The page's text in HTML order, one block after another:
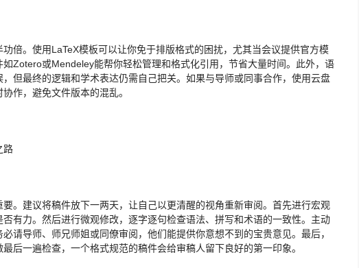
倍。使用LaTeX模板可以让你免于排版格式的困扰，尤其当会议提供官方模
Zotero或Mendeley能帮你轻松管理和格式化引用，节省大量时间。此外，语
但最终的逻辑和学术表达仍需自己把关。如果与导师或同事合作，使用云盘
作，避免文件版本的混乱。
路
。建议将稿件放下一两天，让自己以更清醒的视角重新审阅。首先进行宏观
有力。然后进行微观修改，逐字逐句检查语法、拼写和术语的一致性。主动
请导师、师兄师姐或同僚审阅，他们能提供你意想不到的宝贵意见。最后，
后一遍检查，一个格式规范的稿件会给审稿人留下良好的第一印象。